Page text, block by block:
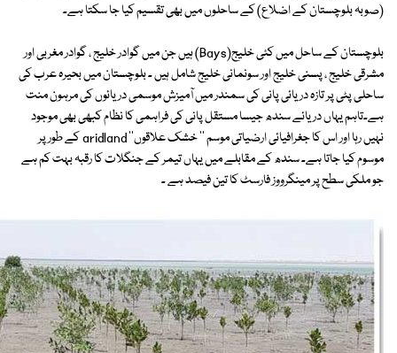
(صوبہ بلوچستان کے اضلاع) کے ساحلوں میں بھی تقسیم کیا جا سکتا ہے۔
بلوچستان کے ساحل میں کئی خلیج(Bays) ہیں جن میں گوادر خلیج ، گوادر مغربی اور
مشرقی خلیج ، پسنی خلیج اور سونمانی خلیج شامل ہیں ۔ بلوچستان میں بحیرہ عرب کی
ساحلی پٹی پر تازہ دریائی پانی کی سمندر میں آمیزش موسمی دریائوں کی مرہون منت
ہے۔تاہم یہاں دریائے سندھ جیسا مستقل پانی کی فراہمی کا نظام کبھی بھی موجود
نہیں رہا اور اس کا جغرافیائی ارضیاتی موسم '' خشک علاقوں'' aridland کے طور پر
موسوم کیا جاتا ہے۔ سندھ کے مقابلے میں یہاں تیمر کے جنگلات کا رقبہ بہت کم ہے
جو ملکی سطح پر مینگرووز فارسٹ کا تین فیصد ہے ۔